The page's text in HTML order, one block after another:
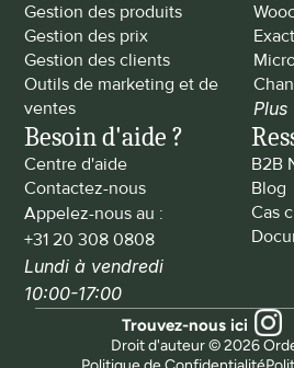
Gestion des produits
Gestion des prix
Gestion des clients
Outils de marketing et de
ventes
Plus
Besoin d'aide ?
Centre d'aide
Contactez-nous
Appelez-nous au :
+31 20 308 0808
Lundi à vendredi
10:00-17:00
B2B
Blog
Cas
Droit d'auteur © 2026
Trouvez-nous ici